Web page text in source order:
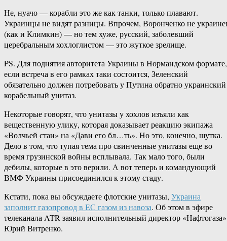
Не, нуачо — корабли это же как танки, только плавают.
Украинцы не видят разницы. Впрочем, Воронченко не
(как и Климкин) — но тем хуже, русский, заболевший
церебральным хохлоглистом — это жуткое зрелище.
PS. Для поднятия авторитета Украины в Нормандском формате,
если встреча в его рамках таки состоится, Зеленский
обязательно должен потребовать у Путина обратно украинский
корабельный унитаз.
Некоторые говорят, что унитазы у хохлов изъяли как
вещественную улику, которая доказывает реакцию экипажа
«Волчьей стаи» на «Дави его бл…ть». Но это, конечно, шутка.
Дело в том, что тупая тема про свинченные унитазы еще во
время грузинской войны всплывала. Так мало того, были
дебилы, которые в это верили. А вот теперь и командующий
ВМФ Украины присоединился к этому стаду.
Кстати, пока вы обсуждаете флотские унитазы, Украина
заполнит газопровод в ЕС газом из навоза. Об этом в эфире
телеканала ATR заявил исполнительный директор «Нафтогаза»
Юрий Витренко.